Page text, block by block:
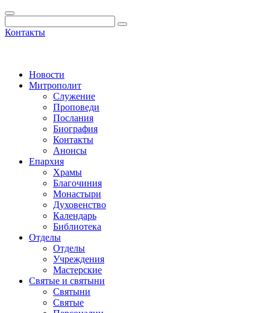
Контакты
Новости
Митрополит
Служение
Проповеди
Послания
Биография
Контакты
Анонсы
Епархия
Храмы
Благочиния
Монастыри
Духовенство
Календарь
Библиотека
Отделы
Отделы
Учреждения
Мастерские
Святые и святыни
Cвятыни
Cвятые